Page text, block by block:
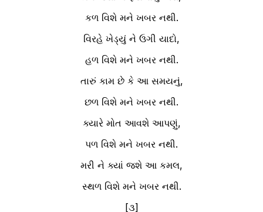
કળ વિશે મને ખબર નથી.
વિરહે ખેડ્યું ને ઉગી યાદો,
હળ વિશે મને ખબર નથી.
તારું કામ છે કે આ સમયનું,
છળ વિશે મને ખબર નથી.
ક્યારે મોત આવશે આપણું,
પળ વિશે મને ખબર નથી.
મરી ને ક્યાં જશે આ કમલ,
સ્થળ વિશે મને ખબર નથી.
[૩]